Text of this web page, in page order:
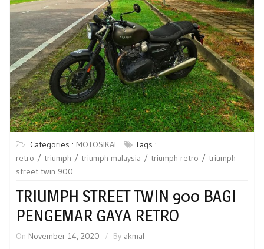
Categories : MOTOSIKAL
Tags :
retro
triumph triumph malaysia triumph retro
triumph
street twin 900
TRIUMPH STREET TWIN 900 BAGI
PENGEMAR GAYA RETRO
On November 14, 2020 By akmal